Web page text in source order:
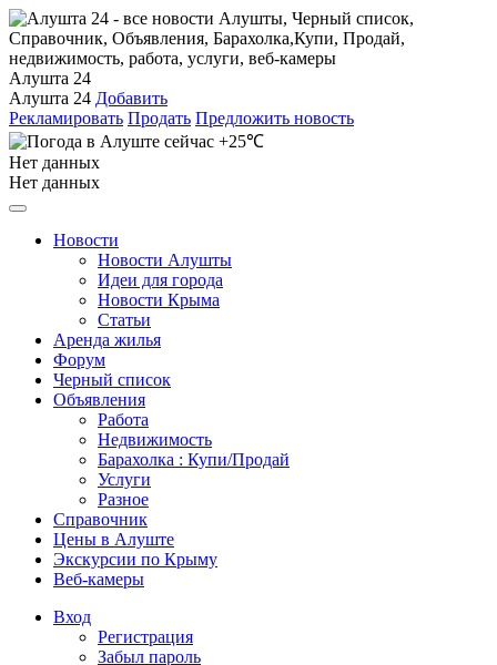
Алушта 24
Алушта 24 Добавить
Рекламировать Продать Предложить новость
+25℃
Нет данных
Нет данных
Новости
Новости Алушты
Идеи для города
Новости Крыма
Статьи
Аренда жилья
Форум
Черный список
Объявления
Работа
Недвижимость
Барахолка : Купи/Продай
Услуги
Разное
Справочник
Цены в Алуште
Экскурсии по Крыму
Веб-камеры
Вход
Регистрация
Забыл пароль